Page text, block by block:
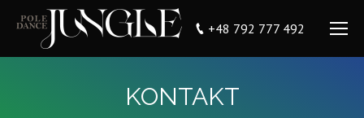
+48 792 777 492
KONTAKT